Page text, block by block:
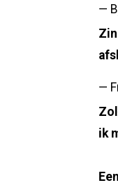
—
—
ik